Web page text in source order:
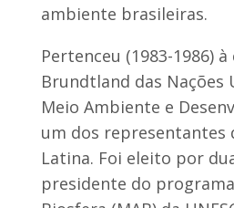
ambiente brasileiras.
Pertenceu (1983-1986)
Brundtland das Nações
Meio Ambiente e
um dos representantes
Latina. Foi eleito por
presidente do